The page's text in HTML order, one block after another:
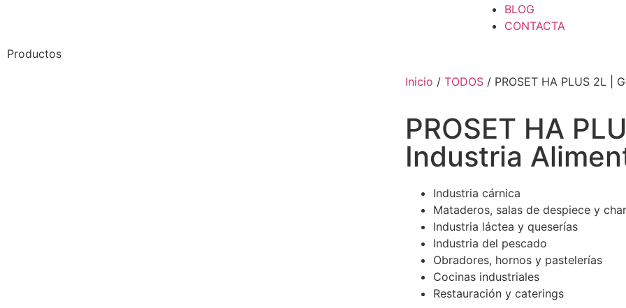
BLOG
CONTACTA
Productos
Inicio / TODOS / PROSET HA PLUS 2L |
PROSET HA
Industria
Industria cárnica
Mataderos, salas de despiece y
Industria láctea y queserías
Industria del pescado
Obradores, hornos y pastelerías
Cocinas industriales
Restauración y caterings